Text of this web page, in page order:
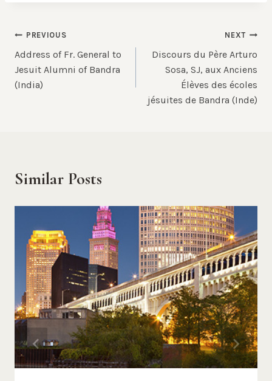
Post
navigation
PREVIOUS
Address of Fr. General to
Jesuit Alumni of Bandra
(India)
NEXT
Discours du Père Arturo
Sosa, SJ, aux Anciens
Élèves des écoles
jésuites de Bandra (Inde)
Similar Posts